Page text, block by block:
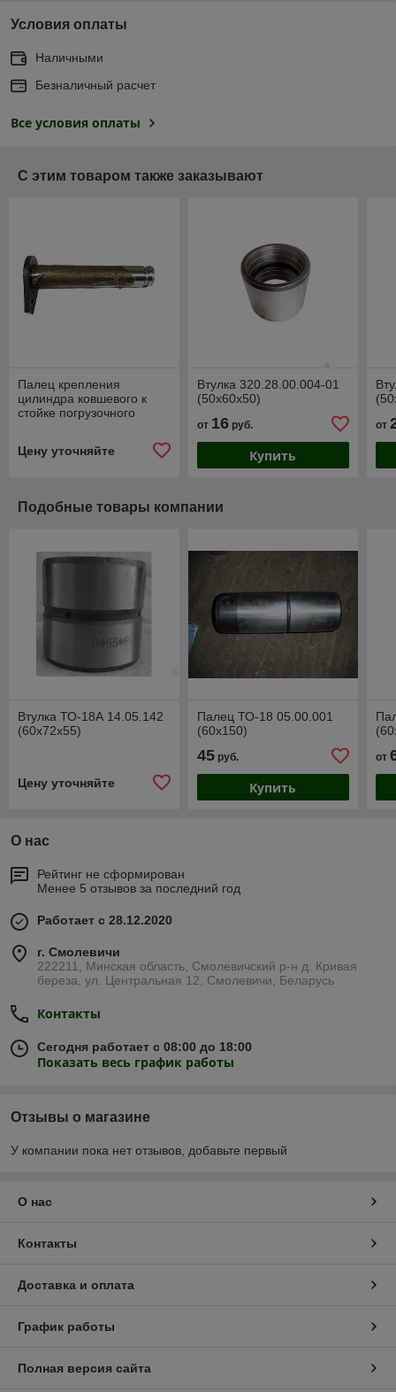
Условия оплаты
Наличными
Безналичный расчет
Все условия оплаты
С этим товаром также заказывают
Палец крепления
цилиндра ковшевого к
стойке погрузочного
Цену уточняйте
Втулка 320.28.00.004-01
(50х60х50)
от 16руб.
Купить
от
Подобные товары компании
Втулка ТО-18А 14.05.142
(60х72х55)
Цену уточняйте
Палец ТО-18 05.00.001
(60х150)
45руб.
Купить
от
О нас
Рейтинг не сформирован
Менее 5 отзывов за последний год
Работает с 28.12.2020
г. Смолевичи
222211, Минская область, Смолевичский р-н д. Кривая
береза, ул. Центральная 12, Смолевичи, Беларусь
Контакты
Сегодня работает с 08:00 до 18:00
Показать весь график работы
Отзывы о магазине
У компании пока нет отзывов, добавьте первый
О нас
Контакты
Доставка и оплата
График работы
Полная версия сайта